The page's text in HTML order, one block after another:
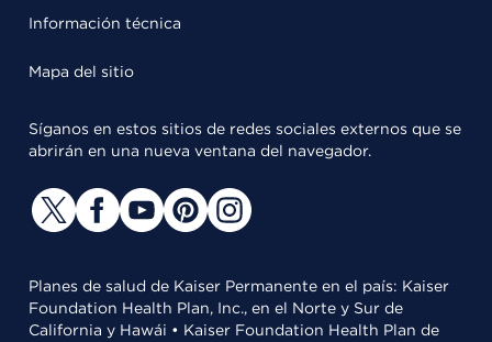
Información técnica
Mapa del sitio
Síganos en estos sitios de redes sociales externos que se
abrirán en una nueva ventana del navegador.
Planes de salud de Kaiser Permanente en el país: Kaiser
Foundation Health Plan, Inc., en el Norte y Sur de
California y Hawái • Kaiser Foundation Health Plan de